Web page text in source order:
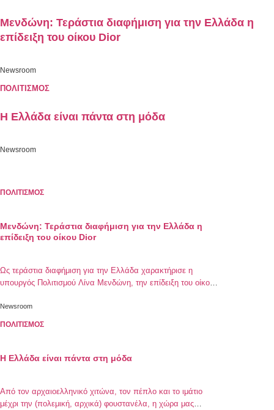
Μενδώνη: Τεράστια διαφήμιση για την Ελλάδα η
επίδειξη του οίκου Dior
Newsroom
ΠΟΛΙΤΙΣΜΟΣ
Η Ελλάδα είναι πάντα στη μόδα
Newsroom
ΠΟΛΙΤΙΣΜΟΣ
Μενδώνη: Τεράστια διαφήμιση για την Ελλάδα η
επίδειξη του οίκου Dior
Ως τεράστια διαφήμιση για την Ελλάδα χαρακτήρισε η
υπουργός Πολιτισμού Λίνα Μενδώνη, την επίδειξη του οίκου
Newsroom
ΠΟΛΙΤΙΣΜΟΣ
Η Ελλάδα είναι πάντα στη μόδα
Από τον αρχαιοελληνικό χιτώνα, τον πέπλο και το ιμάτιο
μέχρι την (πολεμική, αρχικά) φουστανέλα, η χώρα μας